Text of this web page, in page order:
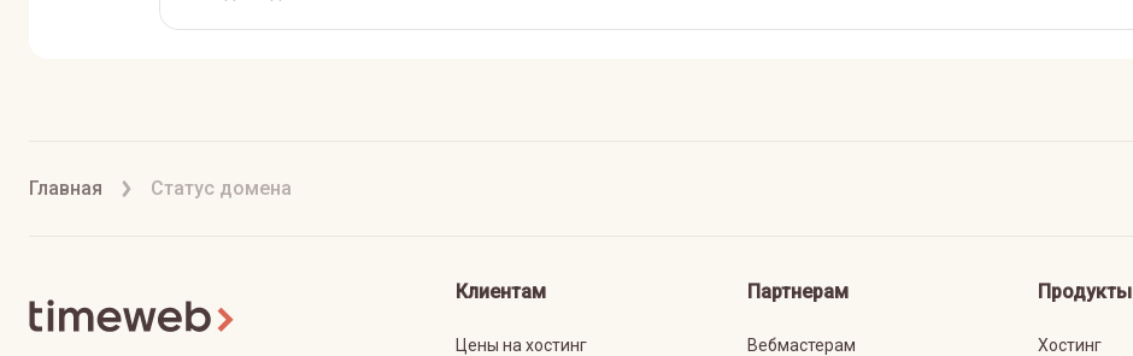
Главная Статус домена
Клиентам
Цены на хостинг
Партнерам
Вебмастерам
Продукты
Хостинг